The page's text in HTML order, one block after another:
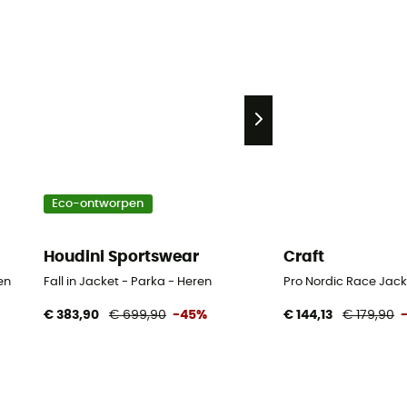
Eco-ontworpen
Houdini Sportswear
Fall in Jacket - Parka - Heren
€ 383,90 € 699,90 -45%
Craft
Pro Nordic Race
€ 144,13 € 179,90 -